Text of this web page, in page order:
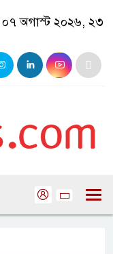
০৭ অগাস্ট ২০২৬, ২৩